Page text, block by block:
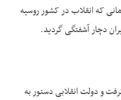
که انقلاب در کشور روسیه
دچار آشفتگی گردید.
صورت گرفت و دولت انقلابی دستور به